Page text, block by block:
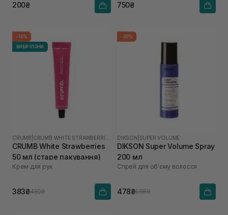
200₴ 750₴
-15%
ВИБІР ІЛОНИ
CRUMB
CRUMB White Strawberries
50 мл (старе пакування)
Крем для рук
383₴450₴
-20%
DIKSON SUPER VOLUME
DIKSON Super Volume Spray
200 мл
Спрей для об'єму волосся
478₴598₴